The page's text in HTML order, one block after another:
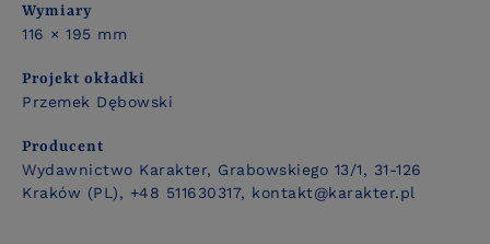
Wymiary
116 × 195 mm
Projekt okładki
Przemek Dębowski
Producent
Wydawnictwo Karakter, Grabowskiego 13/1, 31-126
Kraków (PL), +48 511630317, kontakt@karakter.pl